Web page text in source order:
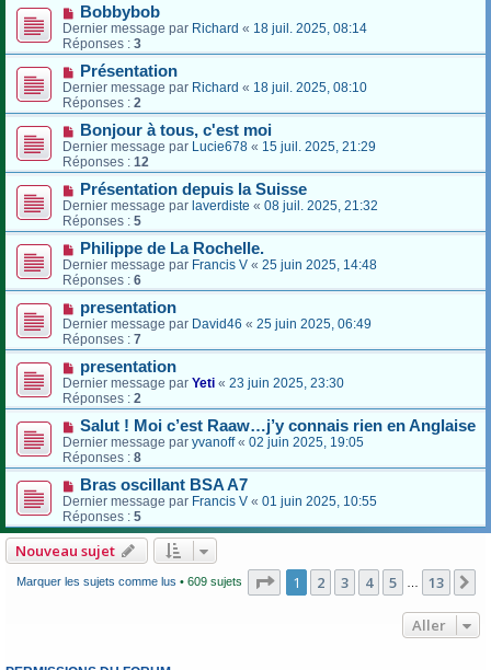
Bobbybob
Dernier message par Richard « 18 juil. 2025, 08:14
Réponses : 3
Présentation
Dernier message par Richard « 18 juil. 2025, 08:10
Réponses : 2
Bonjour à tous, c'est moi
Dernier message par Lucie678 « 15 juil. 2025, 21:29
Réponses : 12
Présentation depuis la Suisse
Dernier message par laverdiste « 08 juil. 2025, 21:32
Réponses : 5
Philippe de La Rochelle.
Dernier message par Francis V « 25 juin 2025, 14:48
Réponses : 6
presentation
Dernier message par David46 « 25 juin 2025, 06:49
Réponses : 7
presentation
Dernier message par Yeti « 23 juin 2025, 23:30
Réponses : 2
Salut ! Moi c’est Raaw…j’y connais rien en Anglaise
Dernier message par yvanoff« 02 juin 2025, 19:05
Réponses : 8
Bras oscillant BSA A7
Dernier message par Francis V « 01 juin 2025, 10:55
Réponses : 5
Nouveau sujet
Marquer les sujets comme lus • 609 sujets Page 1sur
1 2 3 4 5 13
Aller